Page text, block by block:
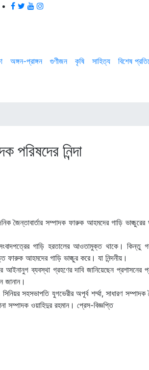
অঙ্গন-প্রাঙ্গন গুণীজন কৃষি সাহিত্য বিশেষ
পরিষদের নিন্দা
জৈন্তাবার্তার সম্পাদক ফারুক আহমদের গাড়ি ভাঙ্চুরের
গাড়ি হরতালের আওতামুক্ত থাকে। কিন্তু
ফারুক আহমদের গাড়ি ভাঙ্চুর করে। যা নিন্দনীয়।
আইনানুগ ব্যবস্থা গ্রহণের দাবি জানিয়েছেন প্রশাসনের
জানান।
সহসভাপতি যুগভেরীর অপূর্ব শর্ম্মা, সাধারণ সম্পাদক
সম্পাদক ওয়াহিদুর রহমান। প্রেস-বিজ্ঞপ্তি